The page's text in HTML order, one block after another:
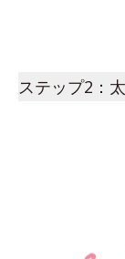
ステップ2：